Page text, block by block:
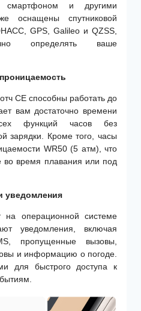
и другими
оснащены спутниковой
GPS, Galileo и QZSS,
определять ваше
СЕ способны работать до
вам достаточно времени
функций часов без
зарядки. Кроме того, часы
WR50 (5 атм), что
во время плавания или под
уведомления
операционной системе
уведомления, включая
пропущенные вызовы,
и информацию о погоде.
для быстрого доступа к